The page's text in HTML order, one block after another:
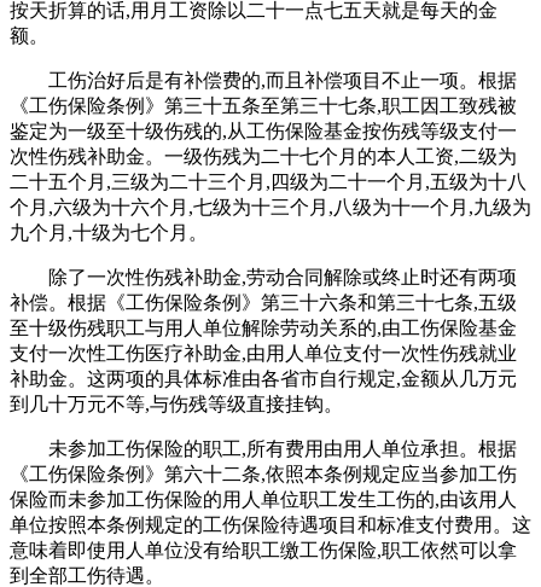
按天折算的话,用月工资除以二十一点七五天就是每天的金
额。
工伤治好后是有补偿费的,而且补偿项目不止一项。根据
《工伤保险条例》第三十五条至第三十七条,职工因工致残被
鉴定为一级至十级伤残的,从工伤保险基金按伤残等级支付一
次性伤残补助金。一级伤残为二十七个月的本人工资,二级为
二十五个月,三级为二十三个月,四级为二十一个月,五级为十八
个月,六级为十六个月,七级为十三个月,八级为十一个月,九级为
九个月,十级为七个月。
除了一次性伤残补助金,劳动合同解除或终止时还有两项
补偿。根据《工伤保险条例》第三十六条和第三十七条,五级
至十级伤残职工与用人单位解除劳动关系的,由工伤保险基金
支付一次性工伤医疗补助金,由用人单位支付一次性伤残就业
补助金。这两项的具体标准由各省市自行规定,金额从几万元
到几十万元不等,与伤残等级直接挂钩。
未参加工伤保险的职工,所有费用由用人单位承担。根据
《工伤保险条例》第六十二条,依照本条例规定应当参加工伤
保险而未参加工伤保险的用人单位职工发生工伤的,由该用人
单位按照本条例规定的工伤保险待遇项目和标准支付费用。这
意味着即使用人单位没有给职工缴工伤保险,职工依然可以拿
到全部工伤待遇。